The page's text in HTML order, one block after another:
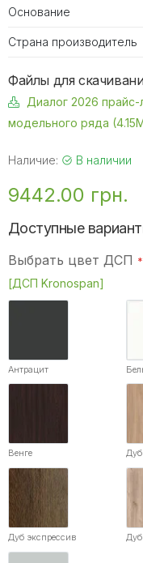
Основание
Страна производитель
Файлы для
Диалог 2026
модельного ряда
Наличие: В наличии
9442.00 грн.
Доступные
Выбрать цвет ДСП
[ДСП Kronospan]
Антрацит
Венге Дуб
Дуб экспрессив